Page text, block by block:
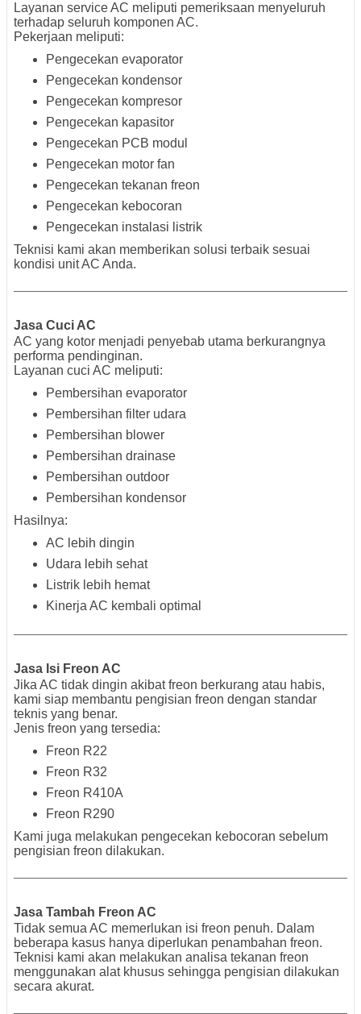
Layanan service AC meliputi pemeriksaan menyeluruh
terhadap seluruh komponen AC.
Pekerjaan meliputi:
Pengecekan evaporator
Pengecekan kondensor
Pengecekan kompresor
Pengecekan kapasitor
Pengecekan PCB modul
Pengecekan motor fan
Pengecekan tekanan freon
Pengecekan kebocoran
Pengecekan instalasi listrik
Teknisi kami akan memberikan solusi terbaik sesuai
kondisi unit AC Anda.
Jasa Cuci AC
AC yang kotor menjadi penyebab utama berkurangnya
performa pendinginan.
Layanan cuci AC meliputi:
Pembersihan evaporator
Pembersihan filter udara
Pembersihan blower
Pembersihan drainase
Pembersihan outdoor
Pembersihan kondensor
Hasilnya:
AC lebih dingin
Udara lebih sehat
Listrik lebih hemat
Kinerja AC kembali optimal
Jasa Isi Freon AC
Jika AC tidak dingin akibat freon berkurang atau habis,
kami siap membantu pengisian freon dengan standar
teknis yang benar.
Jenis freon yang tersedia:
Freon R22
Freon R32
Freon R410A
Freon R290
Kami juga melakukan pengecekan kebocoran sebelum
pengisian freon dilakukan.
Jasa Tambah Freon AC
Tidak semua AC memerlukan isi freon penuh. Dalam
beberapa kasus hanya diperlukan penambahan freon.
Teknisi kami akan melakukan analisa tekanan freon
menggunakan alat khusus sehingga pengisian dilakukan
secara akurat.